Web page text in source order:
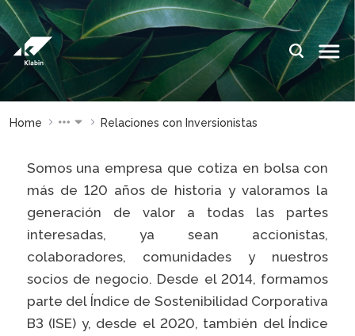
Saltar al contenido principal
IDIOMAS:
PT EN ES
KLABIN
Relações
com
investidor
Informe de
Sostenibilidad
Plante com a
Klabin
Parada
general
ouvidoria
Eukaliner
Home Relaciones con Inversionistas
Somos una empresa que cotiza en bolsa con
más de 120 años de historia y valoramos la
generación de valor a todas las partes
interesadas, ya sean accionistas,
colaboradores, comunidades y nuestros
socios de negocio. Desde el 2014, formamos
parte del Índice de Sostenibilidad Corporativa
B3 (ISE) y, desde el 2020, también del Índice